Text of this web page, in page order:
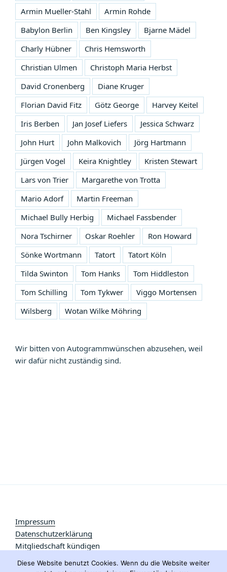
Armin Mueller-Stahl
Armin Rohde
Babylon Berlin
Ben Kingsley
Bjarne Mädel
Charly Hübner
Chris Hemsworth
Christian Ulmen
Christoph Maria Herbst
David Cronenberg
Diane Kruger
Florian David Fitz
Götz George
Harvey Keitel
Iris Berben
Jan Josef Liefers
Jessica Schwarz
John Hurt
John Malkovich
Jörg Hartmann
Jürgen Vogel
Keira Knightley
Kristen Stewart
Lars von Trier
Margarethe von Trotta
Mario Adorf
Martin Freeman
Michael Bully Herbig
Michael Fassbender
Nora Tschirner
Oskar Roehler
Ron Howard
Sönke Wortmann
Tatort
Tatort Köln
Tilda Swinton
Tom Hanks
Tom Hiddleston
Tom Schilling
Tom Tykwer
Viggo Mortensen
Wilsberg
Wotan Wilke Möhring
Wir bitten von Autogrammwünschen abzusehen, weil
wir dafür nicht zuständig sind.
Impressum
Datenschutzerklärung
Mitgliedschaft kündigen
Diese Website benutzt Cookies. Wenn du die Website weiter